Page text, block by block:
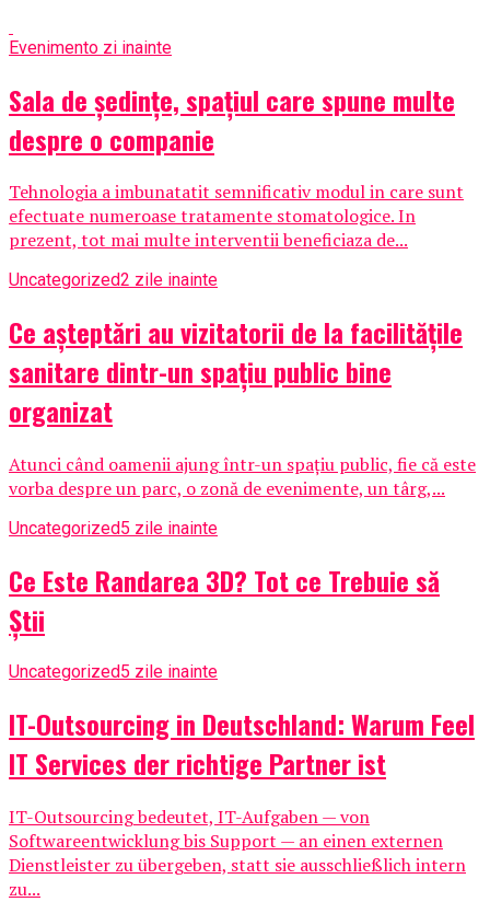
Evenimento zi inainte
Sala de ședințe, spațiul care spune multe
despre o companie
Tehnologia a imbunatatit semnificativ modul in care sunt
efectuate numeroase tratamente stomatologice. In
prezent, tot mai multe interventii beneficiaza de...
Uncategorized2 zile inainte
Ce așteptări au vizitatorii de la facilitățile
sanitare dintr-un spațiu public bine
organizat
Atunci când oamenii ajung într-un spațiu public, fie că este
vorba despre un parc, o zonă de evenimente, un târg,...
Uncategorized5 zile inainte
Ce Este Randarea 3D? Tot ce Trebuie să
Știi
Uncategorized5 zile inainte
IT-Outsourcing in Deutschland: Warum Feel
IT Services der richtige Partner ist
IT-Outsourcing bedeutet, IT-Aufgaben — von
Softwareentwicklung bis Support — an einen externen
Dienstleister zu übergeben, statt sie ausschließlich intern
zu...